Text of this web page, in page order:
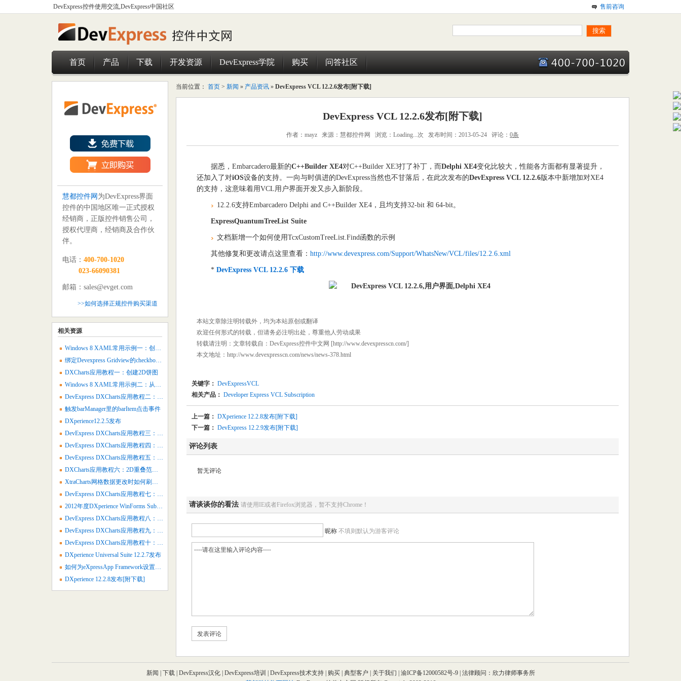
DevExpress控件使用交流,DevExpress中国社区 售前咨询
首页 产品 下载 开发资源 DevExpress学院 购买 问答社区
当前位置： 首页 > 新闻 » 产品资讯 » DevExpress VCL 12.2.6发布[附下载]
DevExpress VCL 12.2.6发布[附下载]
作者：mayz 来源：慧都控件网 浏览： Loading...次 发布时间：2013-05-24 评论： 0条
据悉，Embarcadero最新的C++Builder XE4对C++Builder XE3打了补丁，而Delphi XE4变化比较大，性能各方面都有显著提升，
还加入了对iOS设备的支持。一向与时俱进的DevExpress当然也不甘落后，在此次发布的DevExpress VCL 12.2.6版本中新增加对XE4
的支持，这意味着用VCL用户界面开发又步入新阶段。
12.2.6支持Embarcadero Delphi and C++Builder XE4，且均支持32-bit 和 64-bit。
ExpressQuantumTreeList Suite
文档新增一个如何使用TcxCustomTreeList.Find函数的示例
其他修复和更改请点这里查看： http://www.devexpress.com/Support/WhatsNew/VCL/files/12.2.6.xml
* DevExpress VCL 12.2.6 下载
本站文章除注明转载外，均为本站原创或翻译
欢迎任何形式的转载，但请务必注明出处，尊重他人劳动成果
转载请注明：文章转载自：DevExpress控件中文网 [http://www.devexpresscn.com/]
本文地址： http://www.devexpresscn.com/news/news-378.html
关键字： DevExpressVCL
相关产品： Developer Express VCL Subscription
上一篇： DXperience 12.2.8发布[附下载]
下一篇： DevExpress 12.2.9发布[附下载]
评论列表
暂无评论
请谈谈你的看法 请使用IE或者Firefox浏览器，暂不支持Chrome！
昵称 不填则默认为游客评论
慧都控件网 为DevExpress界面
控件的中国地区唯一正式授权
经销商，正版控件销售公司，
授权代理商，经销商及合作伙
伴。
电话：400-700-1020
023-66090381
邮箱：sales@evget.com
>>如何选择正规控件购买渠道
相关资源
Windows 8 XAML常用示例一：创建表单布局
绑定Devexpress Gridview的checkbox列中的数据源
DXCharts应用教程一：创建2D饼图
Windows 8 XAML常用示例二：从数据源中植入幻灯片视图
DevExpress DXCharts应用教程二：创建2D面积图
触发barManager里的barItem点击事件
DXperience12.2.5发布
DevExpress DXCharts应用教程三：创建2D气泡图
DevExpress DXCharts应用教程四：创建2D烛台图表
DevExpress DXCharts应用教程五：2D全堆叠图表
DXCharts应用教程六：2D重叠范围条形图
XtraCharts网格数据更改时如何刷新图表
DevExpress DXCharts应用教程七：创建2D点图
2012年度DXperience WinForms Subscription中文视频汇总
DevExpress DXCharts应用教程八：绘制3D面积图
DevExpress DXCharts应用教程九：绘制3D气泡图
DevExpress DXCharts应用教程十：绘制3D柱状图
DXperience Universal Suite 12.2.7发布
如何为eXpressApp Framework设置默认属性值
DXperience 12.2.8发布[附下载]
成都酒店软装设计 度假酒店设计 重庆代账 重庆公司注册 WordPress SMS手机短信验证
新闻 下载| DevExpress汉化| DevExpress培训 DevExpress技术支持| 购买| 典型客户 关于我们 渝ICP备12000582号-9 | 法律顾问：欣力律师事务所